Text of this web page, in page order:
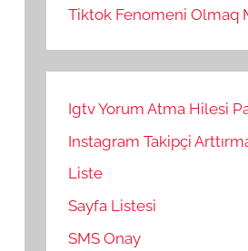
Tiktok Fenomeni Olmaq
Igtv Yorum Atma Hilesi
Instagram Takipçi
Liste
Sayfa Listesi
SMS Onay